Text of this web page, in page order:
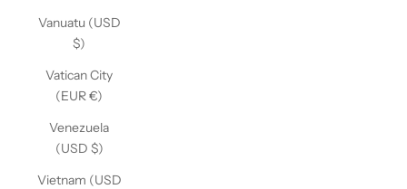
Vanuatu (USD
$)
Vatican City
(EUR €)
Venezuela
(USD $)
Vietnam (USD